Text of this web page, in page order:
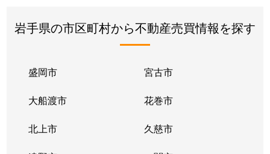
岩手県の市区町村から不動産売買情報を探す
盛岡市 宮古市
大船渡市 花巻市
北上市 久慈市